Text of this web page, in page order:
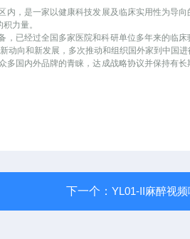
内，是一家以健康科技发展及临床实用性为导
量。
，已经过全国多家医院和科研单位多年来的临床
动向和新发展，多次推动和组织国外家到中国
多国内外品牌的青睐，达成战略协议并保持有
下一个： YL01-II麻醉视